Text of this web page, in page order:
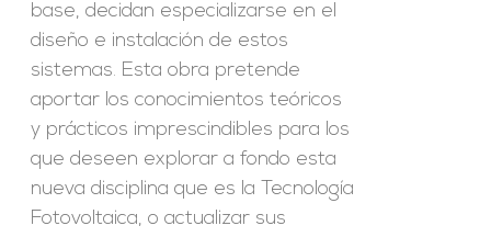
base, decidan especializarse en el
diseño e instalación de estos
sistemas. Esta obra pretende
aportar los conocimientos teóricos
y prácticos imprescindibles para los
que deseen explorar a fondo esta
nueva disciplina que es la Tecnología
Fotovoltaica, o actualizar sus